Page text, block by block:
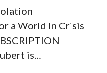
a World in Crisis
is…